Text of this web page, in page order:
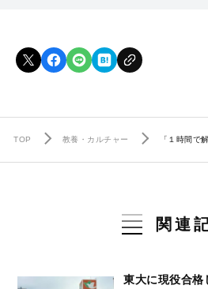
TOP 教養・カルチャー 「１時間で
関連
東大に現役合格